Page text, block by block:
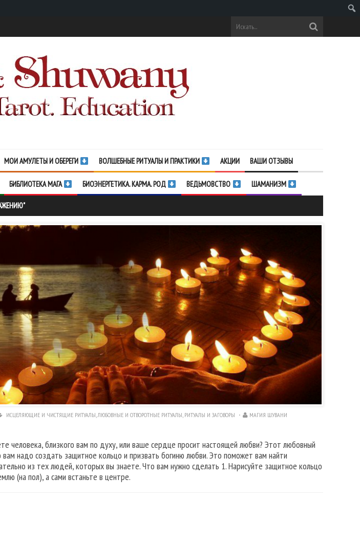
МОИ АМУЛЕТЫ И ОБЕРЕГИ ВОЛШЕБНЫЕ РИТУАЛЫ И ПРАКТИКИ АКЦИИ ВАШИ ОТЗЫВЫ
БИБЛИОТЕКА МАГА БИОЭНЕРГЕТИКА. КАРМА. РОД ВЕДЬМОВСТВО ШАМАНИЗМ
ИСЦЕЛЯЮЩИЕ И ЧИСТЯЩИЕ РИТУАЛЫ,ЛЮБОВНЫЕ И ОТВОРОТНЫЕ РИТУАЛЫ, РИТУАЛЫ И ЗАГОВОРЫ МАГИЯ ШУВАНИ
человека, близкого вам по духу, или ваше сердце просит настоящей любви? Этот любовный
надо создать защитное кольцо и призвать богиню любви. Это поможет вам найти
из тех людей, которых вы знаете. Что вам нужно сделать 1. Нарисуйте защитное кольцо
(на пол), а сами встаньте в центре.